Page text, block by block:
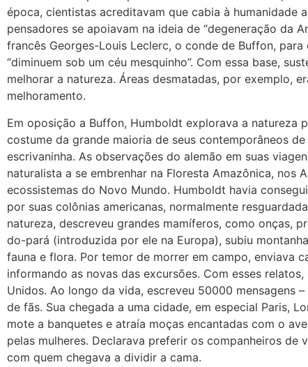
época, cientistas acreditavam que cabia à humanidade
pensadores se apoiavam na ideia de “degeneração da
francês Georges-Louis Leclerc, o conde de Buffon,
“diminuem sob um céu mesquinho”. Com essa base,
melhorar a natureza. Áreas desmatadas, por exemplo,
melhoramento.
Em oposição a Buffon, Humboldt explorava a natureza
costume da grande maioria de seus contemporâneos
escrivaninha. As observações do alemão em suas
naturalista a se embrenhar na Floresta Amazônica, nos
ecossistemas do Novo Mundo. Humboldt havia
por suas colônias americanas, normalmente
natureza, descreveu grandes mamíferos, como onças,
do-pará (introduzida por ele na Europa), subiu
fauna e flora. Por temor de morrer em campo, enviava
informando as novas das excursões. Com esses
Unidos. Ao longo da vida, escreveu 50000 mensagens
de fãs. Sua chegada a uma cidade, em especial Paris,
mote a banquetes e atraía moças encantadas com o
pelas mulheres. Declarava preferir os companheiros de
com quem chegava a dividir a cama.